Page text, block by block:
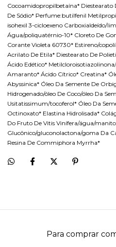
Cocoamidopropilbetaína*
De Sódio* Perfume:butilfenil
isohexil 3-cicloexeno Carboxialdeído/
Água/poliquatérnio-10* Cloreto De
Corante Violeta 60730* Estireno/
Acrilato De Etila* Diestearato De
Ácido Edético*
Amaranto* Ácido Cítrico* Creatina*
Abyssinica* Óleo Da Semente De
Hidrogenado/óleo De Coco/óleo Da
Usitatissimum/tocoferol* Óleo Da
Octinoxato* Elastina Hidrolisada*
Do Fruto De Vitis Vinífera/água/
Glucônico/gluconolactona/goma Da
Resina De Commiphora Myrrha*
Para comprar